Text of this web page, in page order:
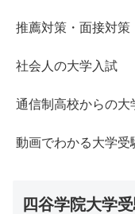
推薦対策・面接対策
社会人の大学入試
通信制高校からの大
動画でわかる大学受
四谷学院大学